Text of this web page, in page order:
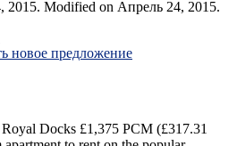
Modified on Апрель 24, 2015.
новое предложение
Docks £1,375 PCM (£317.31